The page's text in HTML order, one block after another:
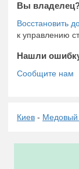
Вы
к управлению
Нашли
Киев -